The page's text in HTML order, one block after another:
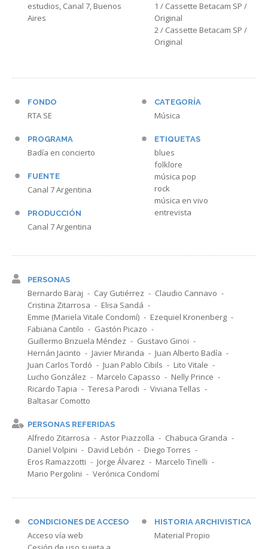
estudios, Canal 7, Buenos
Aires
1 / Cassette Betacam SP /
Original
2 / Cassette Betacam SP /
Original
FONDO
RTA SE
PROGRAMA
Badía en concierto
FUENTE
Canal 7 Argentina
PRODUCCIÓN
Canal 7 Argentina
CATEGORÍA
Música
ETIQUETAS
blues
folklore
música pop
rock
música en vivo
entrevista
PERSONAS
Bernardo Baraj Cay Gutiérrez
Claudio Cannavo
Cristina Zitarrosa
Elisa Sandá
Emme (Mariela Vitale Condomí)
Ezequiel Kronenberg
Fabiana Cantilo
Gastón Picazo
Guillermo Brizuela Méndez
Gustavo Ginoi
Hernán Jacinto
Javier Miranda
Juan Alberto Badía
Juan Carlos Tordó
Juan Pablo Cibils
Lito Vitale
Lucho González
Marcelo Capasso
Nelly Prince
Ricardo Tapia
Teresa Parodi
Viviana Tellas
Baltasar Comotto
PERSONAS REFERIDAS
Alfredo Zitarrosa Astor Piazzolla
Chabuca Granda
Daniel Volpini
David Lebón
Diego Torres
Eros Ramazzotti
Jorge Álvarez
Marcelo Tinelli
Mario Pergolini
Verónica Condomí
CONDICIONES DE ACCESO
Acceso vía web
HISTORIA ARCHIVISTICA
Material Propio